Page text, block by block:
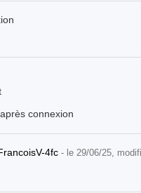
connexion
4fc - le 29/06/25,